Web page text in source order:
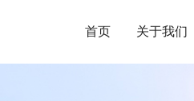
首页 关于我们